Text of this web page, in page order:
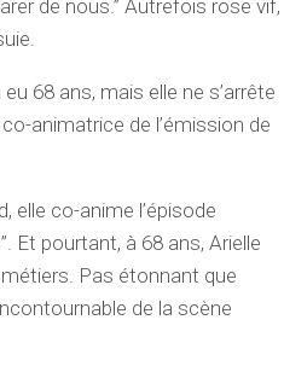
de nous.” Autrefois rose vif,
68 ans, mais elle ne s’arrête
animatrice de l’émission de
elle co-anime l’épisode
Et pourtant, à 68 ans, Arielle
Pas étonnant que
de la scène